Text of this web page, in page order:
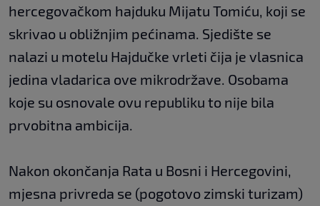
hercegovačkom hajduku Mijatu Tomiću, koji se
skrivao u obližnjim pećinama. Sjedište se
nalazi u motelu Hajdučke vrleti čija je vlasnica
jedina vladarica ove mikrodržave. Osobama
koje su osnovale ovu republiku to nije bila
prvobitna ambicija.
Nakon okončanja Rata u Bosni i Hercegovini,
mjesna privreda se (pogotovo zimski turizam)